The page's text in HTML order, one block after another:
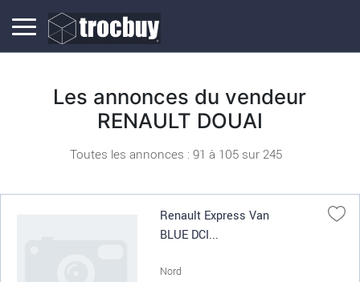
Les annonces du vendeur
RENAULT DOUAI
Toutes les annonces : 91 à 105sur 245
Renault Express Van
BLUE DCI...
Nord